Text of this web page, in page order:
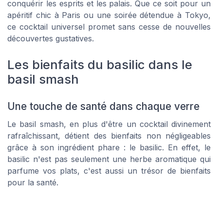
conquérir les esprits et les palais. Que ce soit pour un
apéritif chic à Paris ou une soirée détendue à Tokyo,
ce cocktail universel promet sans cesse de nouvelles
découvertes gustatives.
Les bienfaits du basilic dans le
basil smash
Une touche de santé dans chaque verre
Le basil smash, en plus d'être un cocktail divinement
rafraîchissant, détient des bienfaits non négligeables
grâce à son ingrédient phare : le basilic. En effet, le
basilic n'est pas seulement une herbe aromatique qui
parfume vos plats, c'est aussi un trésor de bienfaits
pour la santé.